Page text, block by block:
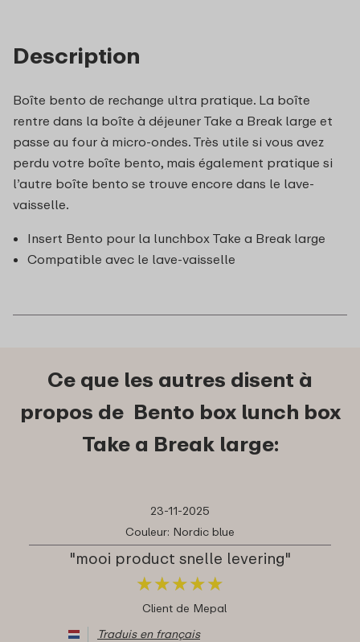
Description
Boîte bento de rechange ultra pratique. La boîte
rentre dans la boîte à déjeuner Take a Break large et
passe au four à micro-ondes. Très utile si vous avez
perdu votre boîte bento, mais également pratique si
l’autre boîte bento se trouve encore dans le lave-
vaisselle.
Insert Bento pour la lunchbox Take a Break large
Compatible avec le lave-vaisselle
Ce que les autres disent à
propos de Bento box lunch box
Take a Break large:
23-11-2025
Couleur: Nordic blue
"mooi product snelle levering"
★★★★★
★★★★★
Client de Mepal
Traduis en français